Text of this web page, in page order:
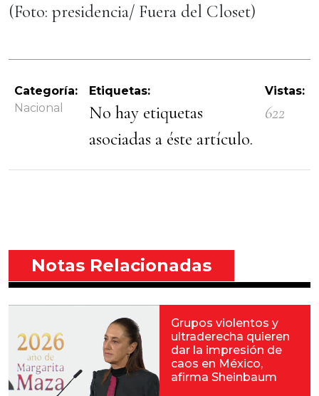
(Foto: presidencia/ Fuera del Closet)
Categoría:
Nacional
Etiquetas:
No hay etiquetas
asociadas a éste artículo.
Vistas:
622
Notas Relacionadas
Grupos violentos y
ultraderecha quieren
dar la impresión de
caos en México,
afirma Sheinbaum